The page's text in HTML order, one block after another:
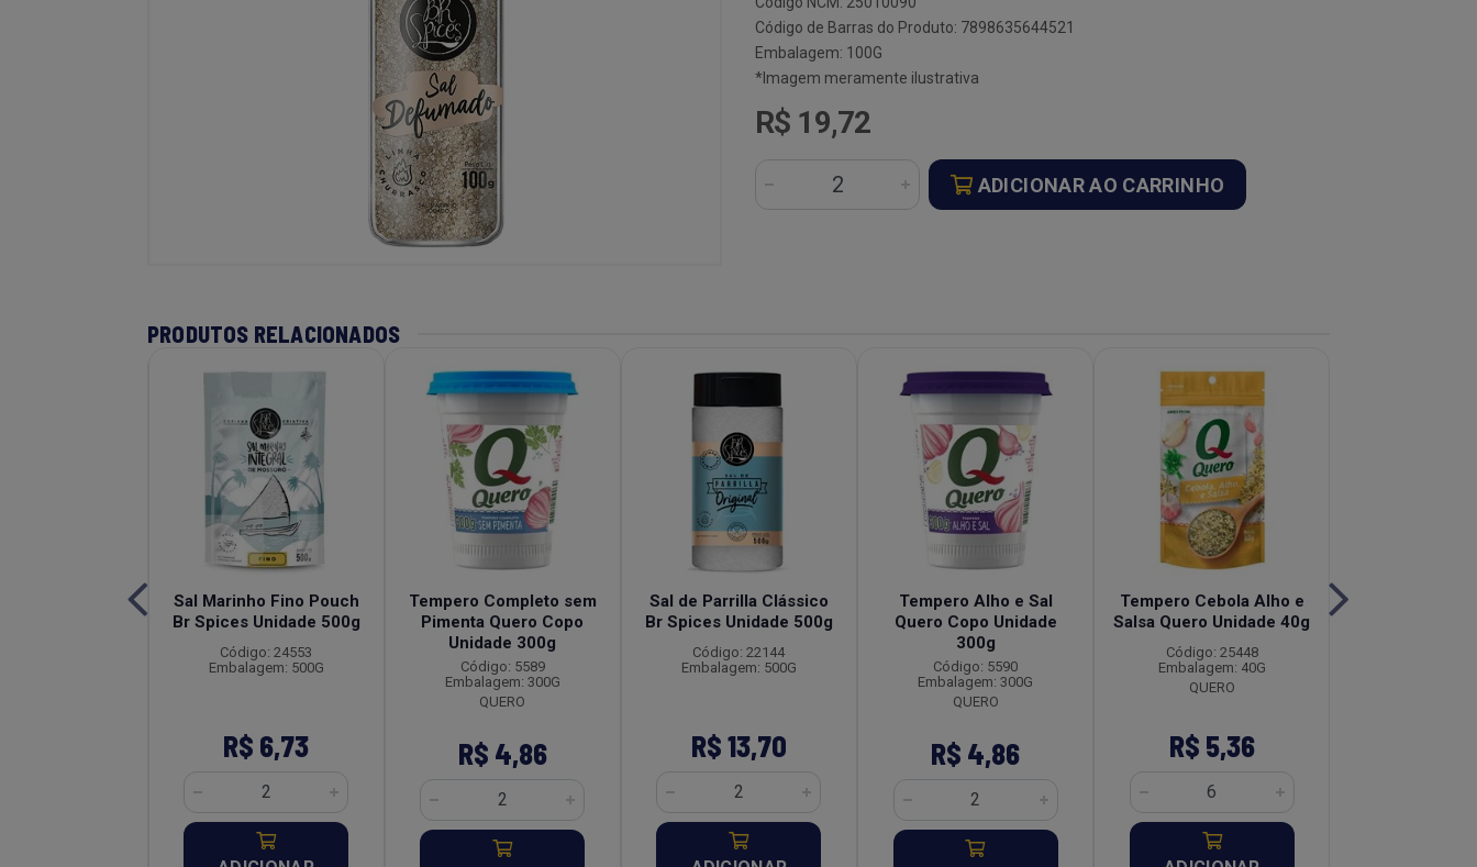
Código de Barras do Produto: 7898635644521
Embalagem: 100G
*Imagem meramente ilustrativa
R$ 19,72
ADICIONAR AO CARRINHO
PRODUTOS RELACIONADOS
Sal Marinho Fino Pouch
Br Spices Unidade 500g
Código: 24553
Embalagem: 500G
R$ 6,73
Tempero Completo sem
Pimenta Quero Copo
Unidade 300g
Código: 5589
Embalagem: 300G
QUERO
R$ 4,86
Sal de Parrilla Clássico
Br Spices Unidade 500g
Código: 22144
Embalagem: 500G
R$ 13,70
Tempero Alho e Sal
Quero Copo Unidade
300g
Código: 5590
Embalagem: 300G
QUERO
R$ 4,86
Tempero Cebola Alho e
Salsa Quero Unidade 40g
Código: 25448
Embalagem: 40G
QUERO
R$ 5,36